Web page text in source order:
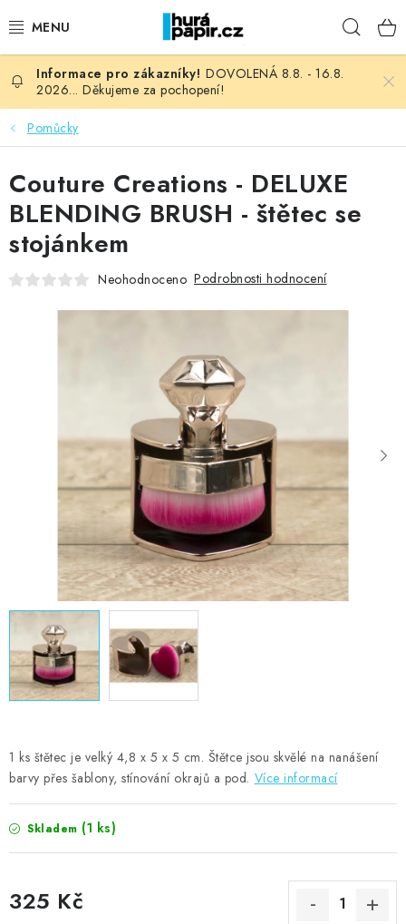
na
NOVINKY
HURÁ DÍLNA
VŠECHNO ZBOŽÍ
KNIHAŘSKÝ MATERIÁL
OBLÍBENÉ ♥️
Kontakty Moje objednávka
Oblíbené ♥️
Hodnocení obchodu
Obchodní podmínky
Podmínky ochrany osobních údajů
Ověřování recenzí
Jak nakupovat
DOVOLENÁ 8.8. - 16.8.
2026... Děkujeme za pochopení!
Pomůcky
1 ks štětec je velký 4,8 x 5 x 5 cm. Štětce jsou skvělé na nanášení
barvy přes šablony, stínování okrajů a pod. Více informací
Skladem (1 ks)
325 Kč
Couture Creations - DELUXE
BLENDING BRUSH - štětec se
stojánkem
Neohodnoceno Podrobnosti hodnocení